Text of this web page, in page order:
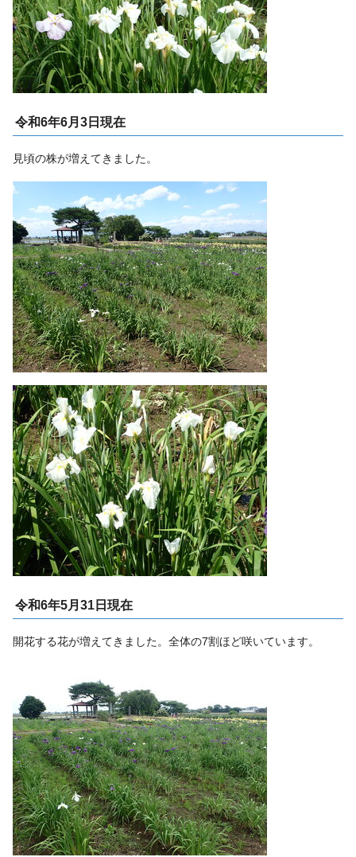
令和6年6月3日現在
見頃の株が増えてきました。
令和6年5月31日現在
開花する花が増えてきました。全体の7割ほど咲いています。